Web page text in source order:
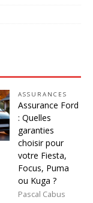
ASSURANCES
Assurance Ford
: Quelles
garanties
choisir pour
votre Fiesta,
Focus, Puma
ou Kuga ?
Pascal Cabus